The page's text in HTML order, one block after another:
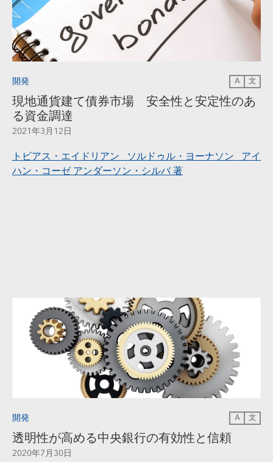
開発 A 文
現地通貨建て債券市場 安全性と安定性のあ
る資金調達
2021年3月12日
トビアス・エイドリアン ソルドゥル・ヨーナソン アイ
ハン・コーゼ アンダーソン・シルバ 著
開発 A 文
透明性が高める中央銀行の有効性と信頼
2020年7月30日